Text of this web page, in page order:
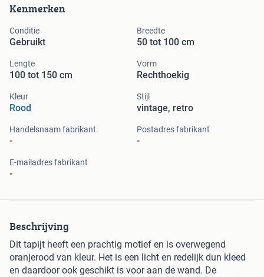
Kenmerken
Conditie
Gebruikt
Breedte
50 tot 100 cm
Lengte
100 tot 150 cm
Vorm
Rechthoekig
Kleur
Rood
Stijl
vintage, retro
Handelsnaam fabrikant
-
Postadres fabrikant
-
E-mailadres fabrikant
-
Beschrijving
Dit tapijt heeft een prachtig motief en is overwegend
oranjerood van kleur. Het is een licht en redelijk dun kleed
en daardoor ook geschikt is voor aan de wand. De